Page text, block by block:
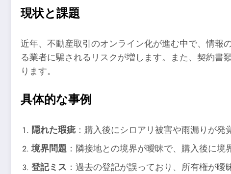
現状と課題
近年、不動産取引のオンライン化が進む中で、情報
る業者に騙されるリスクが増します。また、契約
ります。
具体的な事例
隠れた瑕疵：購入後にシロアリ被害や雨漏りが発
境界問題 ：隣接地との境界が曖昧で、購入後に
登記ミス ：過去の登記が誤っており、所有権が